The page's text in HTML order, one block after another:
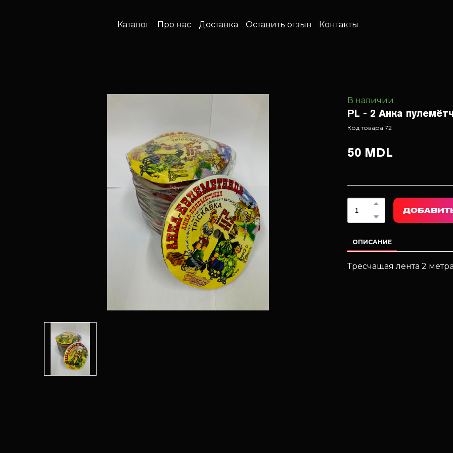
Каталог Про нас Доставка Оставить отзыв Контакты
В наличии
PL - 2 Анка
Код товара 72
50 MDL
ОПИСАНИЕ
Тресчащая лента 2